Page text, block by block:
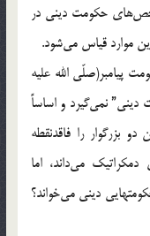
حکومت‌ دینی‌ در
موارد قیاس‌ می‌شود.
پیامبر(صلّی الله علیه
دینی” نمی‌گیرد و اساساً‌
بزرگوار را فاقدنقطه‌
می‌داند، اما
دینی‌ می‌خواند؟